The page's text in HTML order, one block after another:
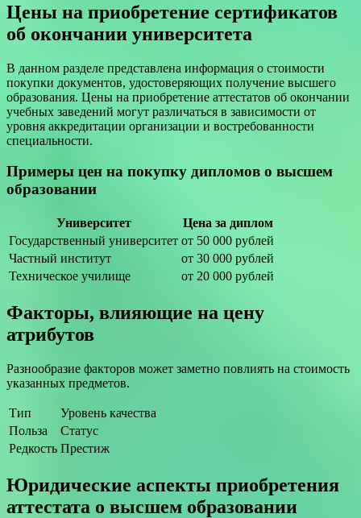
Цены на приобретение сертификатов
об окончании университета
В данном разделе представлена информация о стоимости
покупки документов, удостоверяющих получение высшего
образования. Цены на приобретение аттестатов об окончании
учебных заведений могут различаться в зависимости от
уровня аккредитации организации и востребованности
специальности.
Примеры цен на покупку дипломов о высшем
образовании
Университет
Цена за диплом
Государственный университет от 50 000 рублей
Частный институт
от 30 000 рублей
Техническое училище
от 20 000 рублей
Факторы, влияющие на цену
атрибутов
Разнообразие факторов может заметно повлиять на стоимость
указанных предметов.
Тип
Уровень качества
Польза
Статус
Редкость Престиж
Юридические аспекты приобретения
аттестата о высшем образовании